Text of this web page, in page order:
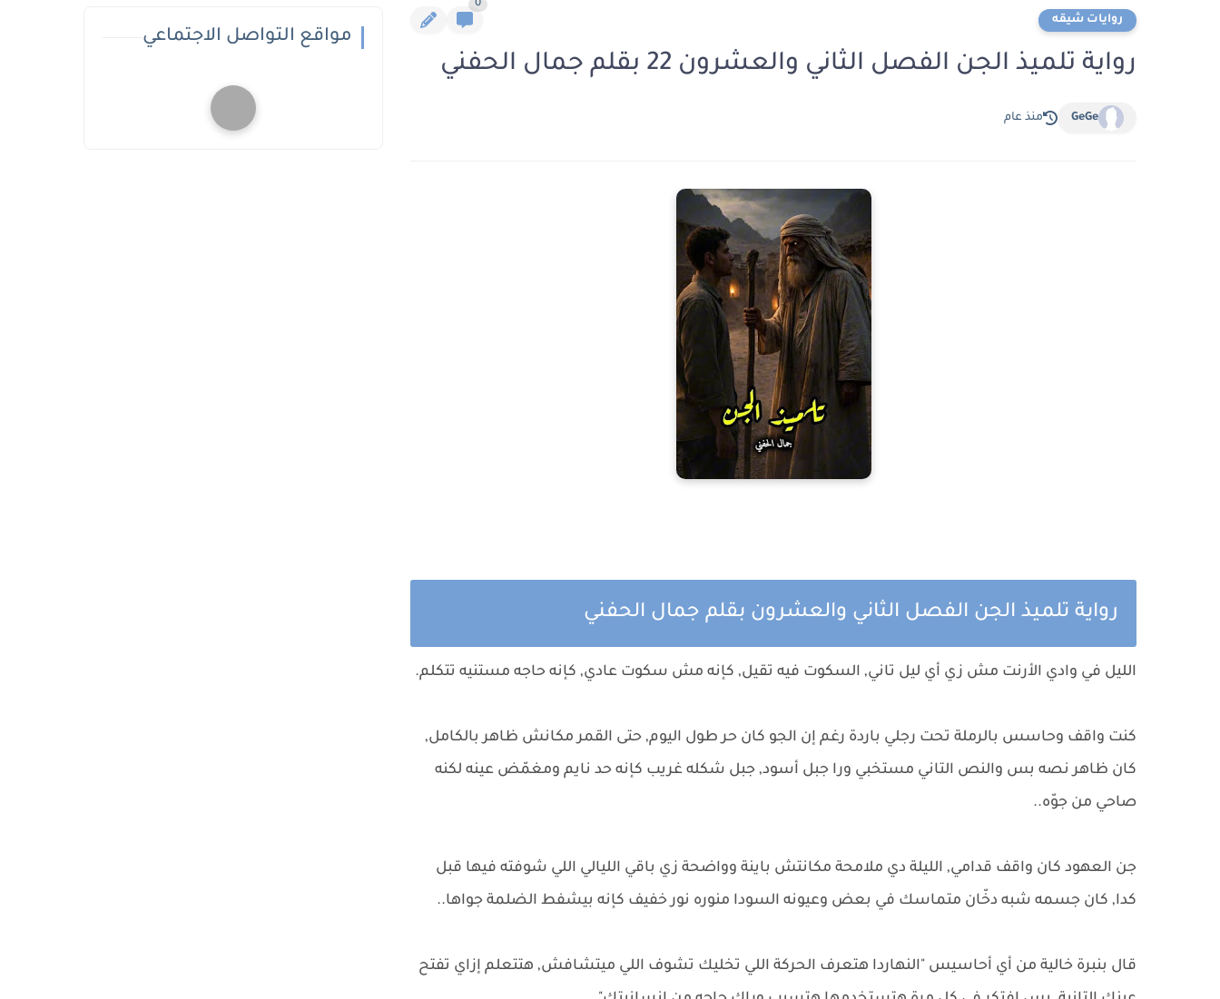
روايات شيقه
0
رواية تلميذ الجن الفصل الثاني والعشرون 22 بقلم جمال الحفني
GeGe منذ عام
رواية تلميذ الجن الفصل الثاني والعشرون بقلم جمال الحفني
الليل في وادي الأرنت مش زي أي ليل تاني, السكوت فيه تقيل, كإنه مش سكوت عادي, كإنه حاجه مستنيه تتكلم.
كنت واقف وحاسس بالرملة تحت رجلي باردة رغم إن الجو كان حر طول اليوم, حتى القمر مكانش ظاهر بالكامل,
كان ظاهر نصه بس والنص التاني مستخبي ورا جبل أسود, جبل شكله غريب كإنه حد نايم ومغمّض عينه لكنه
صاحي من جوّه..
جن العهود كان واقف قدامي, الليلة دي ملامحة مكانتش باينة وواضحة زي باقي الليالي اللي شوفته فيها قبل
كدا, كان جسمه شبه دخّان متماسك في بعض وعيونه السودا منوره نور خفيف كإنه بيشفط الضلمة جواها..
قال بنبرة خالية من أي أحاسيس "النهاردا هتعرف الحركة اللي تخليك تشوف اللي ميتشافش, هتتعلم إزاي تفتح
مواقع التواصل الاجتماعي